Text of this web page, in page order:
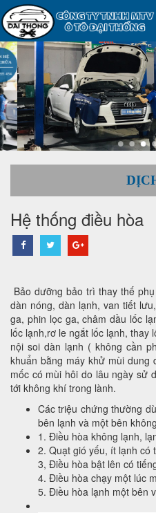
Hệ thống điều hòa
Bảo dưỡng bảo trì thay thế
dàn nóng, dàn lạnh, van tiết
ga, phin lọc ga, châm dầu lốc
lốc lạnh,rơ le ngắt lốc lạnh, thay
nội soi dàn lạnh ( không cần
khuẩn bằng máy khử mùi dung
mốc có mùi hôi do lâu ngày sử
tới không khí trong lành.
Các triệu chứng thường
bên lạnh và một bên
1. Điều hòa không lạnh,
2. Quạt gió yếu, ít lạnh có
3, Điều hòa bật lên có
4. Điều hòa chạy một lúc
5. Điều hòa lạnh một bên